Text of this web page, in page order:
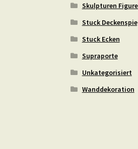
Skulpturen
Stuck
Stuck Ecken
Supraporte
Unkategorisiert
Wanddekoration